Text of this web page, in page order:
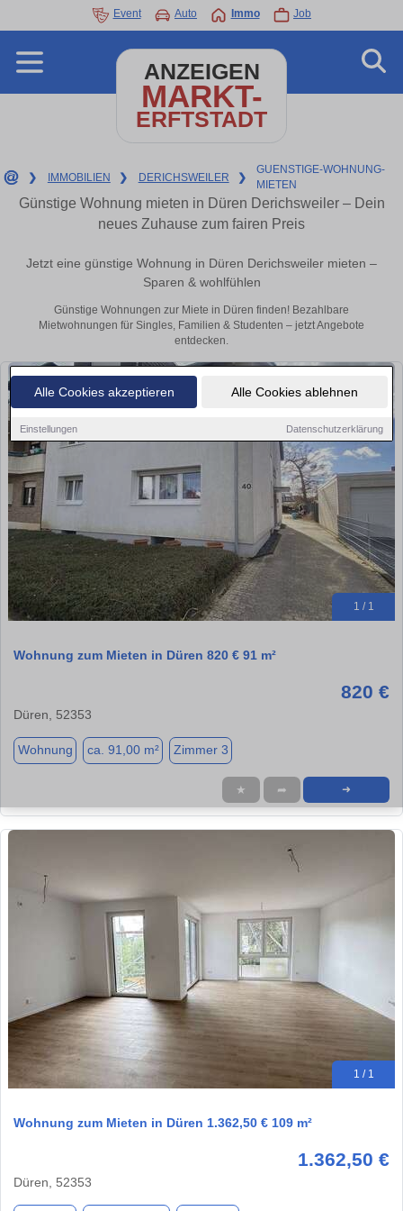
Alle Cookies akzeptieren Alle Cookies ablehnen
Einstellungen Datenschutzerklärung
Event Auto Immo Job
ANZEIGEN
MARKT-
ERFTSTADT
❯ IMMOBILIEN ❯ DERICHSWEILER ❯
GUENSTIGE-WOHNUNG-
MIETEN
Günstige Wohnung mieten in Düren Derichsweiler – Dein
neues Zuhause zum fairen Preis
Jetzt eine günstige Wohnung in Düren Derichsweiler mieten –
Sparen & wohlfühlen
Günstige Wohnungen zur Miete in Düren finden! Bezahlbare
Mietwohnungen für Singles, Familien & Studenten – jetzt Angebote
entdecken.
1 / 1
Wohnung zum Mieten in Düren 820 € 91 m²
820 €
Düren, 52353
Wohnung ca. 91,00 m² Zimmer 3
★ ➦ ➜
1 / 1
Wohnung zum Mieten in Düren 1.362,50 € 109 m²
1.362,50 €
Düren, 52353